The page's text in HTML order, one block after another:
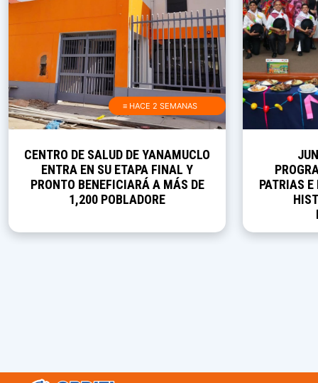
≡ HACE 2 SEMANAS
CENTRO DE SALUD DE YANAMUCLO
ENTRA EN SU ETAPA FINAL Y
PRONTO BENEFICIARÁ A MÁS DE
1,200 POBLADORE
PATRIAS